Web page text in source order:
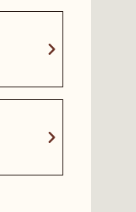
chevron_right
chevron_right